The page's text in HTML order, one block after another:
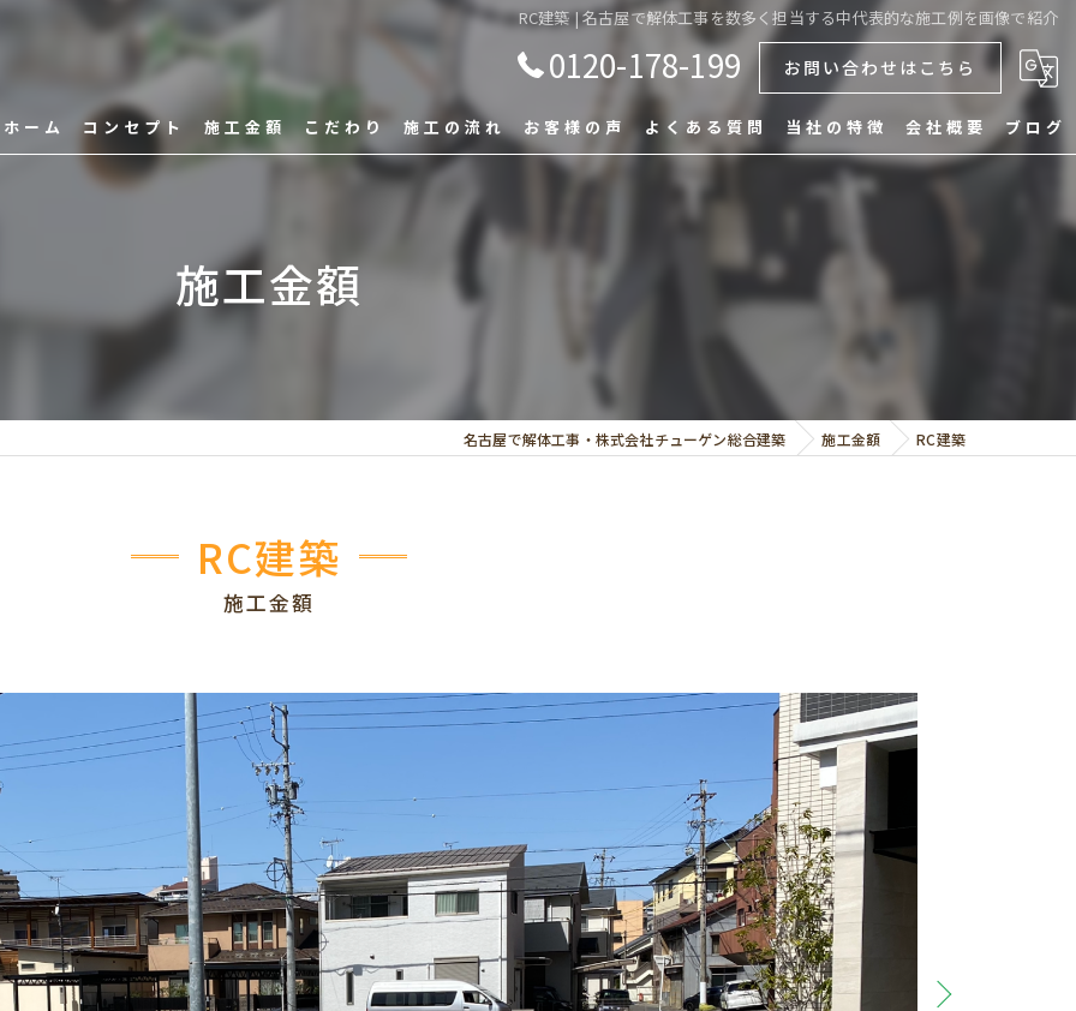
RC建築 | 名古屋で解体工事を数多く担当する中代表的な施工例を画像で紹介
0120-178-199 お問い合わせはこちら
ホーム コンセプト 施工金額 こだわり 施工の流れ お客様の声 よくある質問 当社の特徴
鉄骨
マンション
会社概要 ブログ
施工金額
名古屋で解体工事・株式会社チューゲン総合建築 施工金額 RC建築
施工金額
RC建築